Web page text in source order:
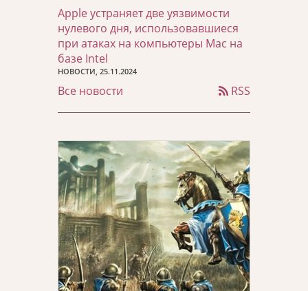
Apple устраняет две уязвимости
нулевого дня, использовавшиеся
при атаках на компьютеры Mac на
базе Intel
НОВОСТИ, 25.11.2024
Все новости RSS